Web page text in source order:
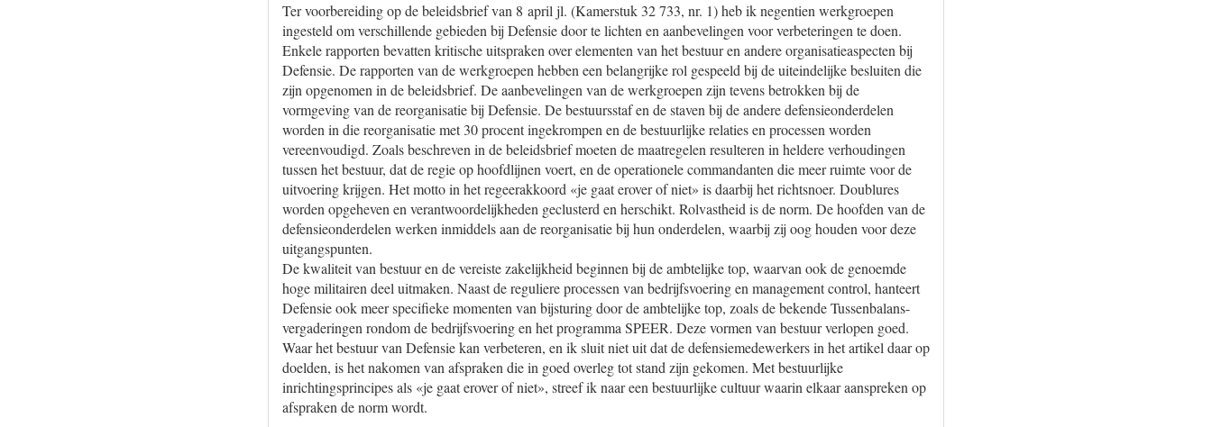
Ter voorbereiding op de beleidsbrief van 8 april jl. (Kamerstuk 32 733, nr. 1) heb ik negentien werkgroepen
ingesteld om verschillende gebieden bij Defensie door te lichten en aanbevelingen voor verbeteringen te doen.
Enkele rapporten bevatten kritische uitspraken over elementen van het bestuur en andere organisatieaspecten bij
Defensie. De rapporten van de werkgroepen hebben een belangrijke rol gespeeld bij de uiteindelijke besluiten die
zijn opgenomen in de beleidsbrief. De aanbevelingen van de werkgroepen zijn tevens betrokken bij de
vormgeving van de reorganisatie bij Defensie. De bestuursstaf en de staven bij de andere defensieonderdelen
worden in die reorganisatie met 30 procent ingekrompen en de bestuurlijke relaties en processen worden
vereenvoudigd. Zoals beschreven in de beleidsbrief moeten de maatregelen resulteren in heldere verhoudingen
tussen het bestuur, dat de regie op hoofdlijnen voert, en de operationele commandanten die meer ruimte voor de
uitvoering krijgen. Het motto in het regeerakkoord «je gaat erover of niet» is daarbij het richtsnoer. Doublures
worden opgeheven en verantwoordelijkheden geclusterd en herschikt. Rolvastheid is de norm. De hoofden van de
defensieonderdelen werken inmiddels aan de reorganisatie bij hun onderdelen, waarbij zij oog houden voor deze
uitgangspunten.
De kwaliteit van bestuur en de vereiste zakelijkheid beginnen bij de ambtelijke top, waarvan ook de genoemde
hoge militairen deel uitmaken. Naast de reguliere processen van bedrijfsvoering en management control, hanteert
Defensie ook meer specifieke momenten van bijsturing door de ambtelijke top, zoals de bekende Tussenbalans-
vergaderingen rondom de bedrijfsvoering en het programma SPEER. Deze vormen van bestuur verlopen goed.
Waar het bestuur van Defensie kan verbeteren, en ik sluit niet uit dat de defensiemedewerkers in het artikel daar op
doelden, is het nakomen van afspraken die in goed overleg tot stand zijn gekomen. Met bestuurlijke
inrichtingsprincipes als «je gaat erover of niet», streef ik naar een bestuurlijke cultuur waarin elkaar aanspreken op
afspraken de norm wordt.